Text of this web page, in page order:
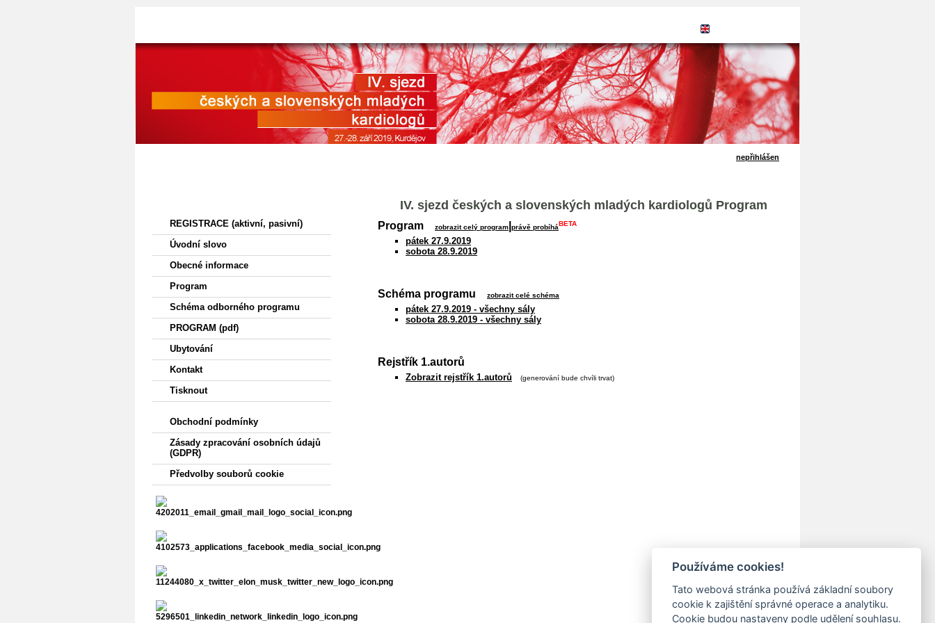
nepřihlášen
REGISTRACE (aktivní, pasivní)
Úvodní slovo
Obecné informace
Program
Schéma odborného programu
PROGRAM (pdf)
Ubytování
Kontakt
Tisknout
Obchodní podmínky
Zásady zpracování osobních údajů
(GDPR)
Předvolby souborů cookie
IV. sjezd českých a slovenských mladých kardiologů Program
Program zobrazit celý program právě probíháBETA
pátek 27.9.2019
sobota 28.9.2019
Schéma programu zobrazit celé schéma
pátek 27.9.2019 - všechny sály
sobota 28.9.2019 - všechny sály
Rejstřík 1.autorů
Zobrazit rejstřík 1.autorů (generování bude chvíli trvat)
Používáme cookies!
Tato webová stránka používá základní soubory
cookie k zajištění správné operace a analytiku.
Cookie budou nastaveny podle udělení souhlasu.